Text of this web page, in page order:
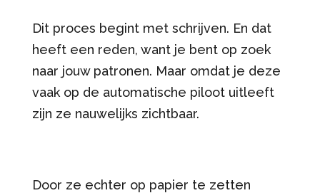
Dit proces begint met schrijven. En dat
heeft een reden, want je bent op zoek
naar jouw patronen. Maar omdat je deze
vaak op de automatische piloot uitleeft
zijn ze nauwelijks zichtbaar.
Door ze echter op papier te zetten